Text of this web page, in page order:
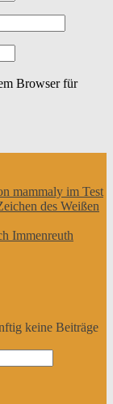
Browser für
mammaly im Test
des Weißen
Immenreuth
keine Beiträge